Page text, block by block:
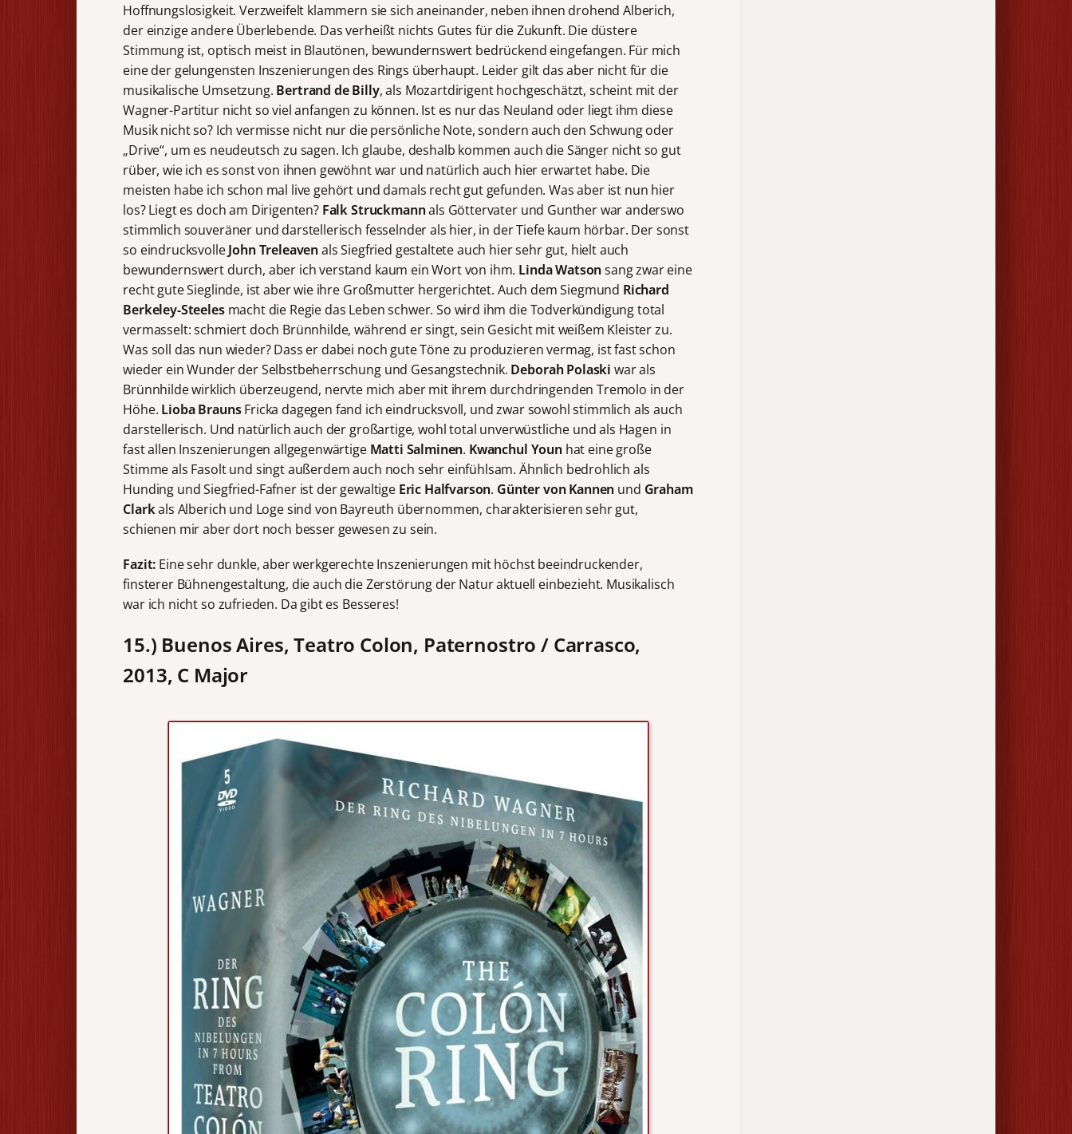
Hoffnungslosigkeit. Verzweifelt klammern sie sich aneinander, neben ihnen drohend Alberich,
der einzige andere Überlebende. Das verheißt nichts Gutes für die Zukunft. Die düstere
Stimmung ist, optisch meist in Blautönen, bewundernswert bedrückend eingefangen. Für mich
eine der gelungensten Inszenierungen des Rings überhaupt. Leider gilt das aber nicht für die
musikalische Umsetzung. Bertrand de Billy, als Mozartdirigent hochgeschätzt, scheint mit der
Wagner-Partitur nicht so viel anfangen zu können. Ist es nur das Neuland oder liegt ihm diese
Musik nicht so? Ich vermisse nicht nur die persönliche Note, sondern auch den Schwung oder
„Drive“, um es neudeutsch zu sagen. Ich glaube, deshalb kommen auch die Sänger nicht so gut
rüber, wie ich es sonst von ihnen gewöhnt war und natürlich auch hier erwartet habe. Die
meisten habe ich schon mal live gehört und damals recht gut gefunden. Was aber ist nun hier
los? Liegt es doch am Dirigenten? Falk Struckmannals Göttervater und Gunther war anderswo
stimmlich souveräner und darstellerisch fesselnder als hier, in der Tiefe kaum hörbar. Der sonst
so eindrucksvolleJohn Treleavenals Siegfried gestaltete auch hier sehr gut, hielt auch
bewundernswert durch, aber ich verstand kaum ein Wort von ihm. Linda Watsonsang zwar eine
recht gute Sieglinde, ist aber wie ihre Großmutter hergerichtet. Auch dem Siegmund Richard
Berkeley-Steelesmacht die Regie das Leben schwer. So wird ihm die Todverkündigung total
vermasselt: schmiert doch Brünnhilde, während er singt, sein Gesicht mit weißem Kleister zu.
Was soll das nun wieder? Dass er dabei noch gute Töne zu produzieren vermag, ist fast schon
wieder ein Wunder der Selbstbeherrschung und Gesangstechnik. Deborah Polaski war als
Brünnhilde wirklich überzeugend, nervte mich aber mit ihrem durchdringenden Tremolo in der
Höhe. Lioba BraunsFricka dagegen fand ich eindrucksvoll, und zwar sowohl stimmlich als auch
darstellerisch. Und natürlich auch der großartige, wohl total unverwüstliche und als Hagen in
fast allen Inszenierungen allgegenwärtige Matti Salminen. Kwanchul Younhat eine große
Stimme als Fasolt und singt außerdem auch noch sehr einfühlsam. Ähnlich bedrohlich als
Hunding und Siegfried-Fafner ist der gewaltige Eric Halfvarson. Günter von Kannen und Graham
Clarkals Alberich und Loge sind von Bayreuth übernommen, charakterisieren sehr gut,
schienen mir aber dort noch besser gewesen zu sein.
Fazit: Eine sehr dunkle, aber werkgerechte Inszenierungen mit höchst beeindruckender,
finsterer Bühnengestaltung, die auch die Zerstörung der Natur aktuell einbezieht. Musikalisch
war ich nicht so zufrieden. Da gibt es Besseres!
15.) Buenos Aires, Teatro Colon, Paternostro / Carrasco,
2013, C Major